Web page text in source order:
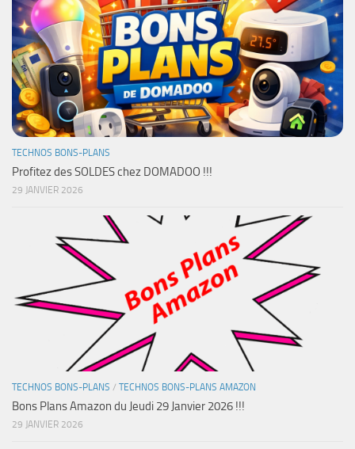
TECHNOS BONS-PLANS
Profitez des SOLDES chez DOMADOO !!!
29 JANVIER 2026
TECHNOS BONS-PLANS / TECHNOS BONS-PLANS AMAZON
Bons Plans Amazon du Jeudi 29 Janvier 2026 !!!
29 JANVIER 2026